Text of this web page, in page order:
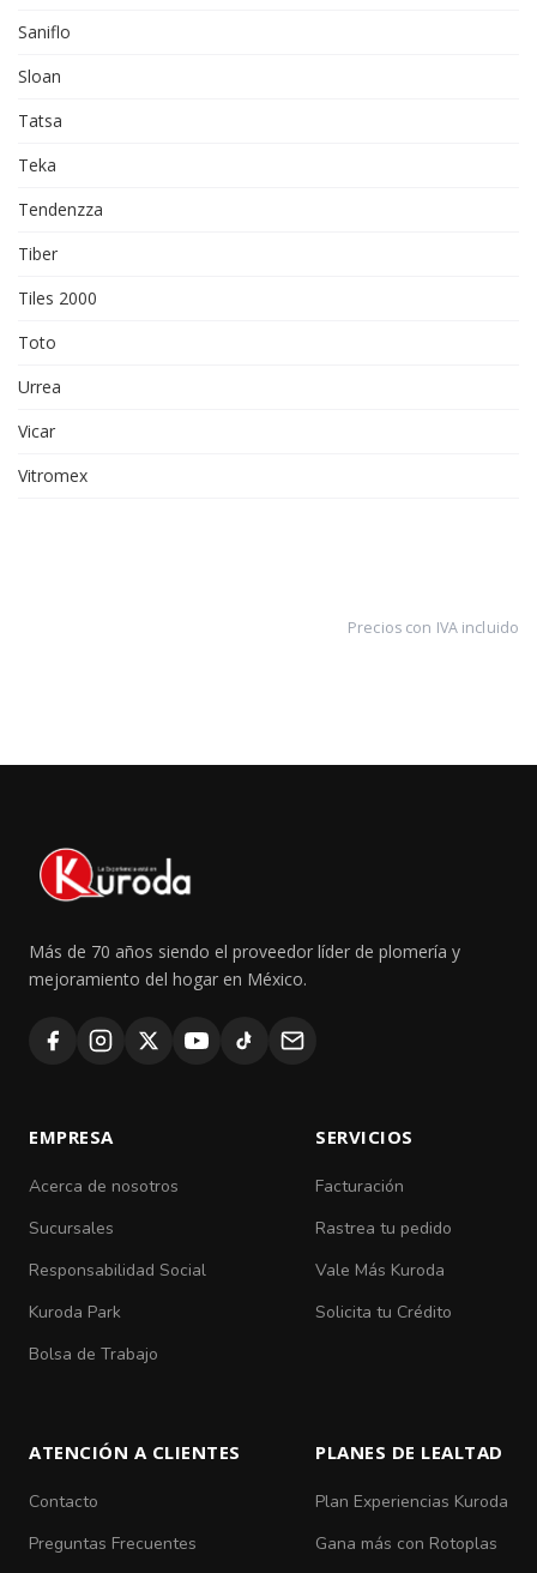
Saniflo
Sloan
Tatsa
Teka
Tendenzza
Tiber
Tiles 2000
Toto
Urrea
Vicar
Vitromex
Precios con IVA incluido
Más de 70 años siendo el proveedor líder de plomería y
mejoramiento del hogar en México.
EMPRESA
Acerca de nosotros
Sucursales
Responsabilidad Social
Kuroda Park
Bolsa de Trabajo
SERVICIOS
Facturación
Rastrea tu pedido
Vale Más Kuroda
Solicita tu Crédito
ATENCIÓN A CLIENTES
Contacto
Preguntas Frecuentes
PLANES DE LEALTAD
Plan Experiencias Kuroda
Gana más con Rotoplas